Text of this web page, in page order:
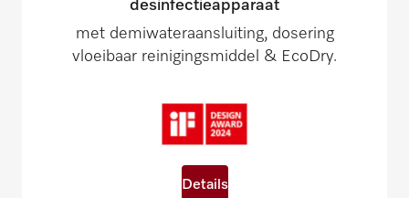
desinfectieapparaat
met demiwateraansluiting, dosering
vloeibaar reinigingsmiddel & EcoDry.
Details